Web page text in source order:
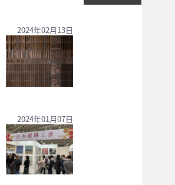
2024年02月13日
2024年01月07日